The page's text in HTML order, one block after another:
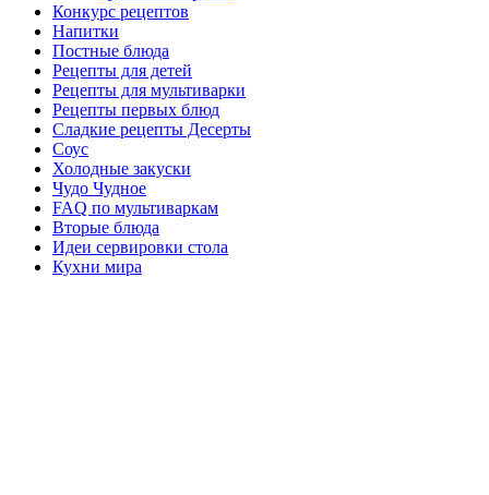
Конкурс рецептов
Напитки
Постные блюда
Рецепты для детей
Рецепты для мультиварки
Рецепты первых блюд
Сладкие рецепты Десерты
Соус
Холодные закуски
Чудо Чудное
FAQ по мультиваркам
Вторые блюда
Идеи сервировки стола
Кухни мира